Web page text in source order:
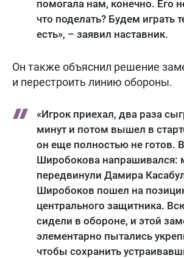
помогала нам, конечно. Его
что поделать? Будем играть
есть», – заявил наставник.
Он также объяснил решение
и перестроить линию обороны.
«Игрок приехал, два раза
минут и потом вышел в
он еще полностью не готов.
Широбокова напрашивался:
передвинули Дамира
Широбоков пошел на
центрального защитника.
сидели в обороне, и этой
элементарно пытались
чтобы сохранить